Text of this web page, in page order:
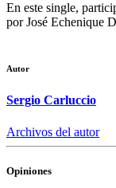
En este single,
porJosé Echenique
Autor
Sergio Carluccio
Archivos del autor
Opiniones